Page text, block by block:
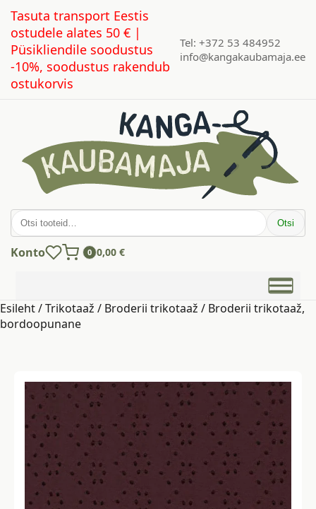
Tasuta transport Eestis
ostudele alates 50 € |
Püsikliendile soodustus
-10%, soodustus rakendub
ostukorvis
Tel: +372 53 484952
info@kangakaubamaja.ee
Otsi: Otsi
Konto 0 0,00 €
Esileht/Trikotaaž / Broderii trikotaaž / Broderii trikotaaž,
bordoopunane